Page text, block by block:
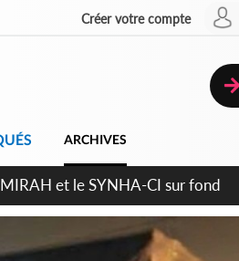
Créer votre compte
ARCHIVES
plus apaisé